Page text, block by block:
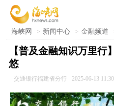
海峡网 > 新闻中心 > 金融频道
【普及金融知识万里行
悠
交通银行福建省分行 2025-06-13 11:30